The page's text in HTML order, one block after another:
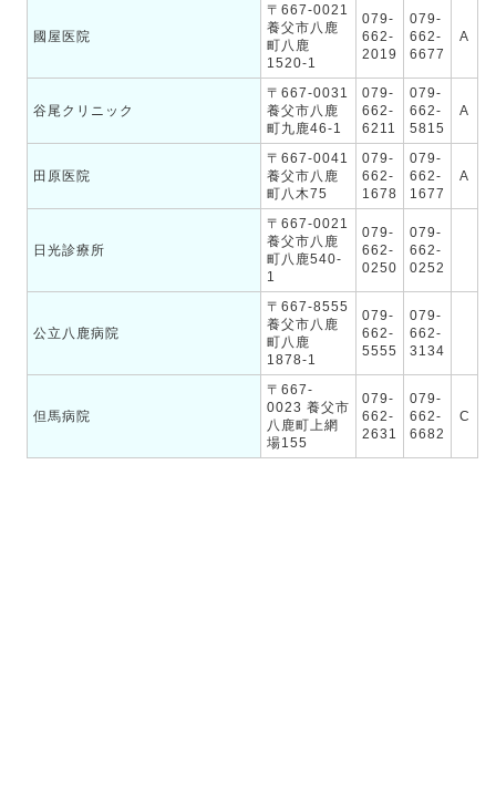
國屋医院
〒667-0021
養父市八鹿
町八鹿
1520-1
079-
662-
2019
079-
662-
6677
A
谷尾クリニック
〒667-0031
養父市八鹿
町九鹿46-1
079-
662-
6211
079-
662-
5815
A
田原医院
〒667-0041
養父市八鹿
町八木75
079-
662-
1678
079-
662-
1677
A
日光診療所
〒667-0021
養父市八鹿
町八鹿540-
1
079-
662-
0250
079-
662-
0252
公立八鹿病院
〒667-8555
養父市八鹿
町八鹿
1878-1
079-
662-
5555
079-
662-
3134
但馬病院
〒667-
0023 養父市
八鹿町上網
場155
079-
662-
2631
079-
662-
6682
C